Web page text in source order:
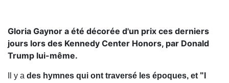
Gloria Gaynor a été décorée d'un prix ces derniers
jours lors des Kennedy Center Honors, par Donald
Trump lui-même.
Il y a des hymnes qui ont traversé les époques, et "I